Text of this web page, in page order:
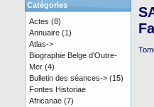
Catégories
Actes (8)
Annuaire (1)
Atlas->
Biographie Belge d'Outre-
Mer (4)
Bulletin des séances-> (15)
Fontes Historiae
Africanae (7)